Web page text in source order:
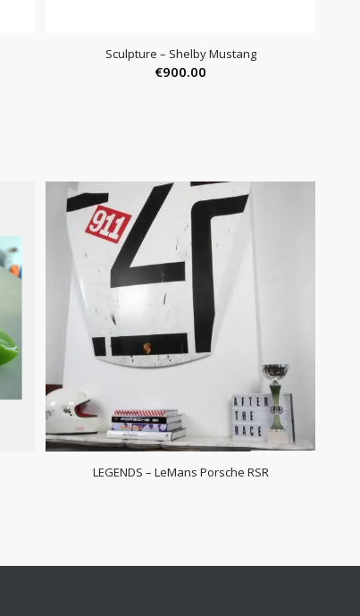
Sculpture – Shelby Mustang
€900.00
LEGENDS – LeMans Porsche RSR